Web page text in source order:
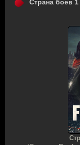
Страна боев